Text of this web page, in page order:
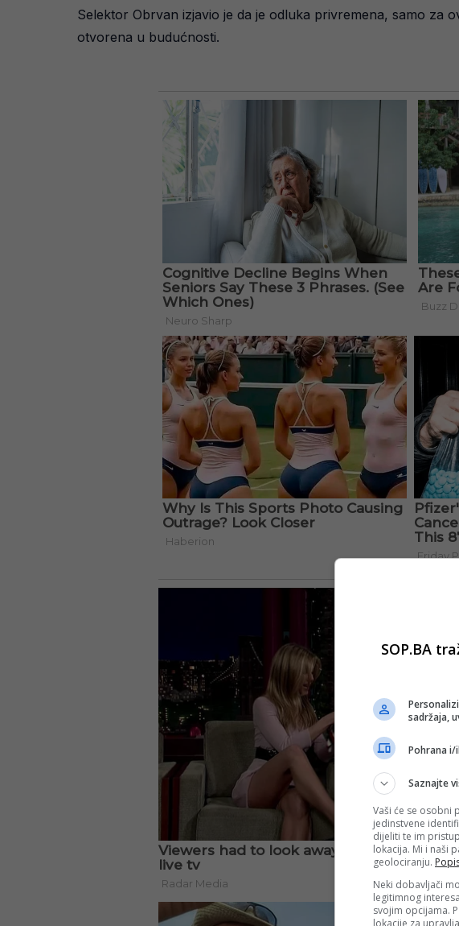
Selektor Obrvan izjavio je da je odluka privremena, samo za
otvorena u budućnosti.
SOP.BA
sadržaja,
Pohrana i/
Saznajte
Vaši će se osobni
jedinstvene
dijeliti te im
lokacija. Mi i naši
geolociranju.
Neki dobavljači
legitimnog
svojim opcijama.
lokacije za